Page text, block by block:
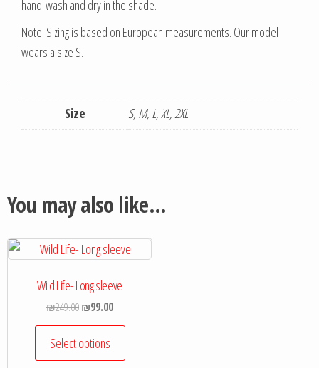
hand-wash and dry in the shade.
Note: Sizing is based on European measurements. Our model
wears a size S.
Size S, M, L, XL, 2XL
You may also like…
Wild Life- Long sleeve
₪249.00₪99.00
Select options